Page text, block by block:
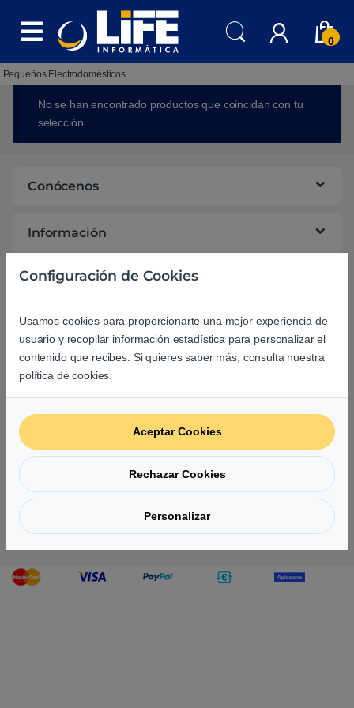
0
Pequeños Electrodomésticos
No se han encontrado productos que coincidan con tu
selección.
Conócenos
Información
Campañas
Ayuda
Suscríbete a nuestra newsletter
Configuración de Cookies
Usamos cookies para proporcionarte una mejor experiencia de
usuario y recopilar información estadística para personalizar el
contenido que recibes. Si quieres saber más, consulta nuestra
política de cookies.
Aceptar Cookies
Rechazar Cookies
Personalizar